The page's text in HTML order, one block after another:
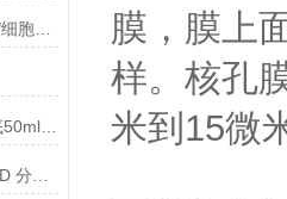
韩国SPL-93070 70um细胞筛网/细胞滤网/细胞过滤器参数
【SPL-50050】尖底离心管 尖底50ml PP/HDPE说明
膜，膜上
样。核孔
米到15微